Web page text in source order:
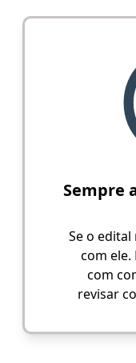
Sempre
Se o
com ele.
com
revisar